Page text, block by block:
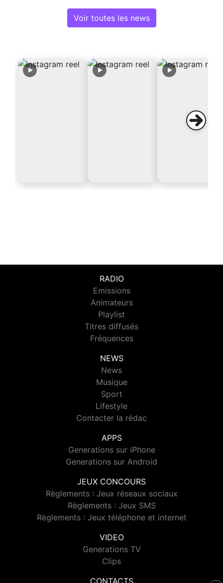
Voir toutes les news
RADIO
Emissions
Animateurs
Playlist
Titres diffusés
Fréquences
NEWS
News
Musique
Sport
Lifestyle
Contacter la rédac
APPS
Generations sur iPhone
Generations sur Android
JEUX CONCOURS
Règlements : Jeux réseaux sociaux
Règlements : Jeux SMS
Règlements : Jeux téléphone et internet
VIDEO
Generations TV
Clips